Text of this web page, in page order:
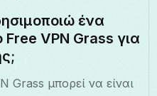
ένα
VPN Grass για
Grass μπορεί να είναι